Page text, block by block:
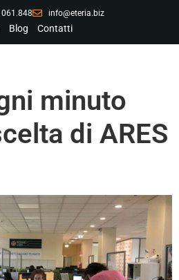
Blog Contatti
info@eteria.biz
minuto
di ARES